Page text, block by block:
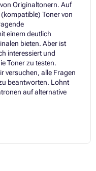
Originaltonern. Auf
Toner von
einem deutlich
bieten. Aber ist
interessiert und
Toner zu testen.
versuchen, alle Fragen
beantworten. Lohnt
auf alternative